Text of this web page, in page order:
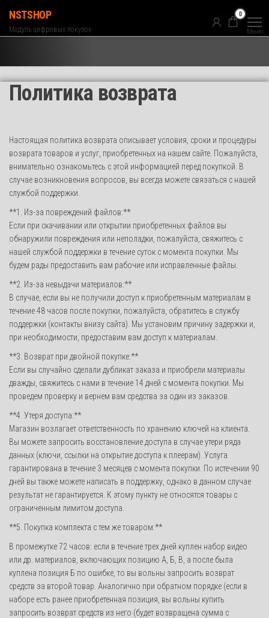
NSTSHOP
Модуль цифровых покупок
0
Меню
Политика возврата
Настоящая политика возврата описывает условия, сроки и процедуры
возврата товаров и услуг, приобретенных на нашем сайте. Пожалуйста,
внимательно ознакомьтесь с этой информацией перед покупкой. В
случае возникновения вопросов, вы всегда можете связаться с нашей
службой поддержки.
**1. Из-за повреждений файлов:**
Если при скачивании или открытии приобретенных файлов вы
обнаружили повреждения или неполадки, пожалуйста, свяжитесь с
нашей службой поддержки в течение суток с момента покупки. Мы
будем рады предоставить вам рабочие или исправленные файлы.
**2. Из-за невыдачи материалов:**
В случае, если вы не получили доступ к приобретенным материалам в
течение 48 часов после покупки, пожалуйста, обратитесь в службу
поддержки (контакты внизу сайта). Мы установим причину задержки и,
при необходимости, предоставим вам доступ к материалам.
**3. Возврат при двойной покупке:**
Если вы случайно сделали дубликат заказа и приобрели материалы
дважды, свяжитесь с нами в течение 14 дней с момента покупки. Мы
проведем проверку и вернем вам средства за один из заказов.
**4. Утеря доступа:**
Магазин возлагает ответственность по хранению ключей на клиента.
Вы можете запросить восстановление доступа в случае утери ряда
данных (ключи, ссылки на открытие доступа к плеерам). Услуга
гарантирована в течение 3 месяцев с момента покупки. По истечении 90
дней вы также можете написать в поддержку, однако в данном случае
результат не гарантируется. К этому пункту не относятся товары с
ограниченным лимитом доступа.
**5. Покупка комплекта с тем же товаром:**
В промежутке 72 часов: если в течение трех дней куплен набор видео
или др. материалов, включающих позицию А, Б, В, а после была
куплена позиция Б по ошибке, то вы вольны запросить возврат
средств за второй товар. Аналогично при обратном порядке (если в
наборе есть ранее приобретенная позиция, вы вольны купить
запросить возврат средств из него (будет возвращена сумма с